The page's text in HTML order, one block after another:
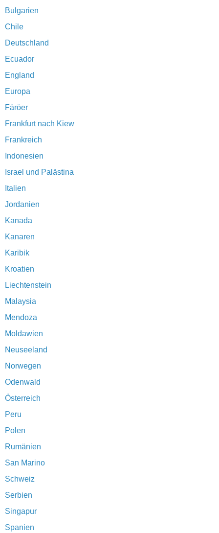
Bulgarien
Chile
Deutschland
Ecuador
England
Europa
Färöer
Frankfurt nach Kiew
Frankreich
Indonesien
Israel und Palästina
Italien
Jordanien
Kanada
Kanaren
Karibik
Kroatien
Liechtenstein
Malaysia
Mendoza
Moldawien
Neuseeland
Norwegen
Odenwald
Österreich
Peru
Polen
Rumänien
San Marino
Schweiz
Serbien
Singapur
Spanien